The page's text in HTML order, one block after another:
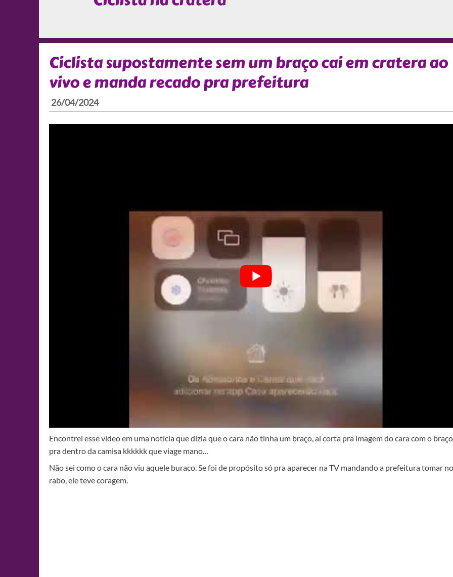
Ciclista supostamente sem um braço cai em cratera ao
vivo e manda recado pra prefeitura
26/04/2024
Encontrei esse vídeo em uma notícia que dizia que o cara não tinha um braço, aí corta pra imagem do cara com o braço
pra dentro da camisa kkkkkk que viage mano…
Não sei como o cara não viu aquele buraco. Se foi de propósito só pra aparecer na TV mandando a prefeitura tomar no
rabo, ele teve coragem.